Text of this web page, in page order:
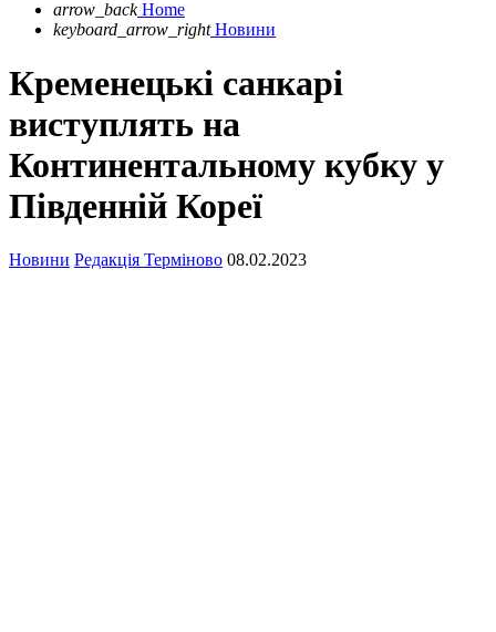
arrow_back Home
keyboard_arrow_right Новини
Кременецькі санкарі
виступлять на
Континентальному кубку у
Південній Кореї
Новини Редакція Терміново 08.02.2023